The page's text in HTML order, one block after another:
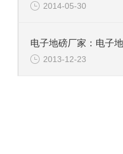
2014-05-30
2013-12-23